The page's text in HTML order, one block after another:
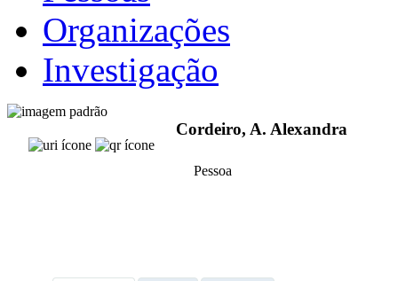
Organizações
Investigação
Cordeiro, A. Alexandra
Pessoa